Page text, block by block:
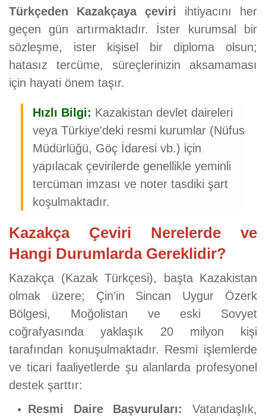
Türkçeden Kazakçaya çeviri ihtiyacını her
geçen gün artırmaktadır. İster kurumsal bir
sözleşme, ister kişisel bir diploma olsun;
hatasız tercüme, süreçlerinizin aksamaması
için hayati önem taşır.
Hızlı Bilgi: Kazakistan devlet daireleri
veya Türkiye'deki resmi kurumlar (Nüfus
Müdürlüğü, Göç İdaresi vb.) için
yapılacak çevirilerde genellikle yeminli
tercüman imzası ve noter tasdiki şart
koşulmaktadır.
Kazakça Çeviri Nerelerde ve
Hangi Durumlarda Gereklidir?
Kazakça (Kazak Türkçesi), başta Kazakistan
olmak üzere; Çin’in Sincan Uygur Özerk
Bölgesi, Moğolistan ve eski Sovyet
coğrafyasında yaklaşık 20 milyon kişi
tarafından konuşulmaktadır. Resmi işlemlerde
ve ticari faaliyetlerde şu alanlarda profesyonel
destek şarttır:
Resmi Daire Başvuruları:
Vatandaşlık,